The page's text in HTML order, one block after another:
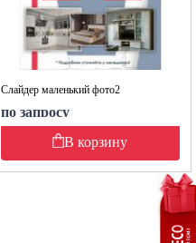
Слайдер маленький фото2
по запросу
В корзину